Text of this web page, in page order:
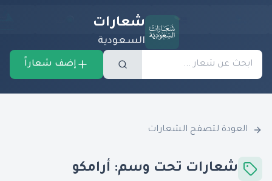
شعارات
السعودية
إضف شعاراً
العودة لتصفح الشعارات
شعارات تحت وسم: أرامكو